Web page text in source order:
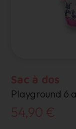
Sac à dos
Playground 6
54,90 €